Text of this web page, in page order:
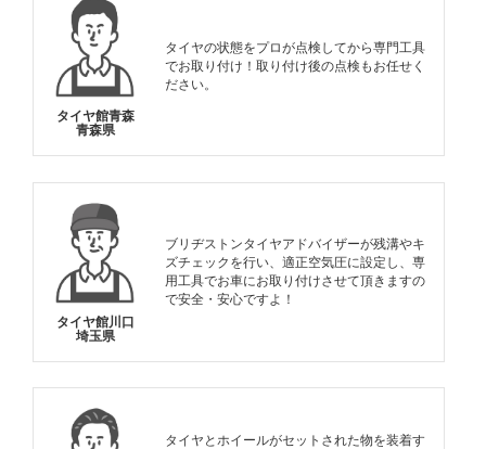
タイヤ館青森
青森県
タイヤの状態をプロが点検してから専門工具
でお取り付け！取り付け後の点検もお任せく
ださい。
タイヤ館川口
埼玉県
ブリヂストンタイヤアドバイザーが残溝やキ
ズチェックを行い、適正空気圧に設定し、専
用工具でお車にお取り付けさせて頂きますの
で安全・安心ですよ！
タイヤとホイールがセットされた物を装着す